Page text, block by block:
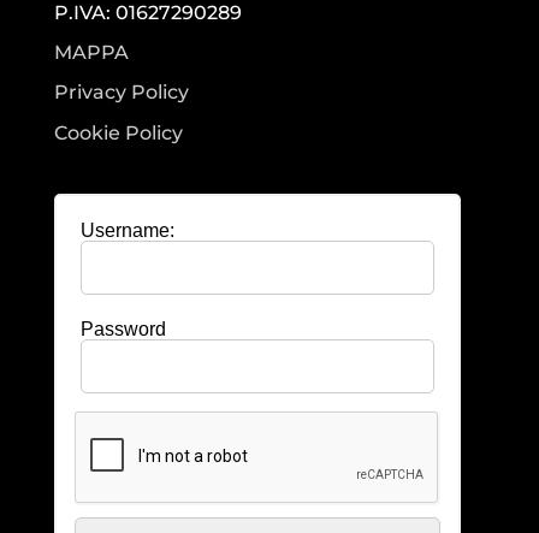
P.IVA: 01627290289
MAPPA
Privacy Policy
Cookie Policy
Username:
Password